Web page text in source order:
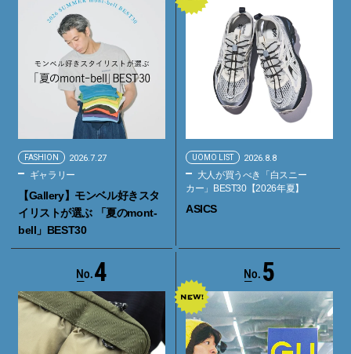
FASHION 2026.7.27
ギャラリー
【Gallery】モンベル好きスタ
イリストが選ぶ 「夏のmont-
bell」BEST30
UOMO LIST 2026.8.8
大人が買うべき「白スニー
カー」BEST30【2026年夏】
ASICS
4 5